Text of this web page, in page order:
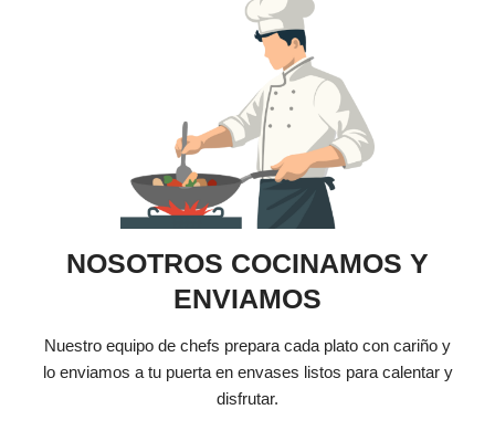
NOSOTROS COCINAMOS Y
ENVIAMOS
Nuestro equipo de chefs prepara cada plato con cariño y
lo enviamos a tu puerta en envases listos para calentar y
disfrutar.